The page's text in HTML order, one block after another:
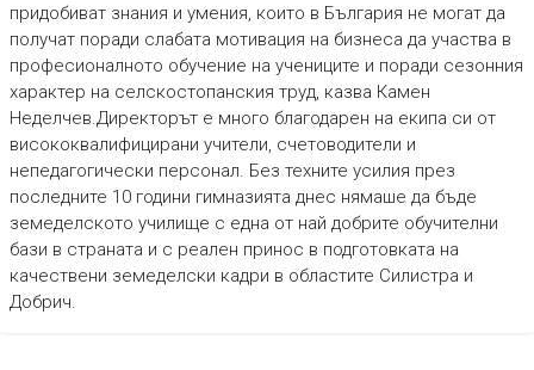
придобиват знания и умения, които в България не могат да
получат поради слабата мотивация на бизнеса да участва в
професионалното обучение на учениците и поради сезонния
характер на селскостопанския труд, казва Камен
Неделчев.Директорът е много благодарен на екипа си от
висококвалифицирани учители, счетоводители и
непедагогически персонал. Без техните усилия през
последните 10 години гимназията днес нямаше да бъде
земеделското училище с една от най добрите обучителни
бази в страната и с реален принос в подготовката на
качествени земеделски кадри в областите Силистра и
Добрич.